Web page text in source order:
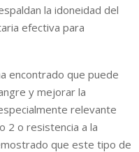
la idoneidad del
efectiva para
encontrado que puede
y mejorar la
relevante
2 o resistencia a la
que este tipo de